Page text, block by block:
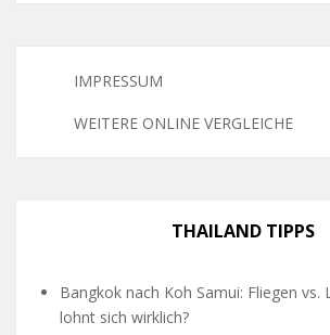
IMPRESSUM
WEITERE ONLINE VERGLEICHE
THAILAND TIPPS
Bangkok nach Koh Samui: Fliegen vs.
lohnt sich wirklich?